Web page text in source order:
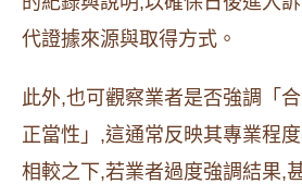
代證據來源與取得方式。
此外,也可觀察業者是否強調「
正當性」,這通常反映其專業程
相較之下,若業者過度強調結果,